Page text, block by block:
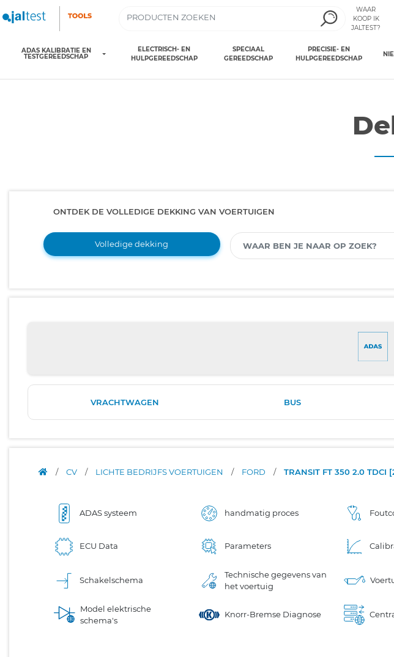
WAAR
KOOP IK
JALTEST?
ADAS KALIBRATIE EN
TESTGEREEDSCHAP
ELECTRISCH- EN
HULPGEREEDSCHAP
SPECIAAL
GEREEDSCHAP
PRECISIE- EN
HULPGEREEDSCHAP
ONTDEK DE VOLLEDIGE DEKKING VAN VOERTUIGEN
Volledige dekking
VRACHTWAGEN BUS
/ CV / LICHTE BEDRIJFS VOERTUIGEN / FORD / TRANSIT FT 350 2.0 TDCI
ADAS systeem handmatig proces
ECU Data Parameters
Schakelschema
Technische gegevens van
het voertuig
Model elektrische
schema's
Knorr-Bremse Diagnose